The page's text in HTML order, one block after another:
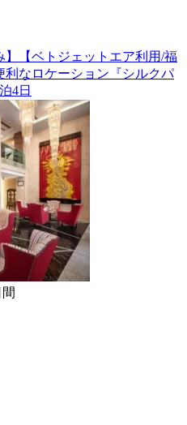
】【ベトジェットエア利用/福
利なロケーション『シルクパ
4日
間